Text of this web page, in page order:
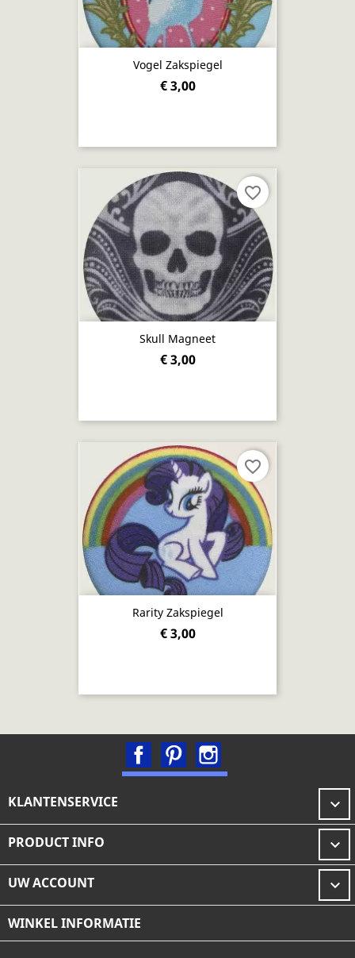
Vogel Zakspiegel
€ 3,00
Skull Magneet
€ 3,00
favorite_border
Rarity Zakspiegel
€ 3,00
favorite_border
FacebookPinterest
KLANTENSERVICE 
PRODUCT INFO 
UW ACCOUNT 
WINKEL INFORMATIE